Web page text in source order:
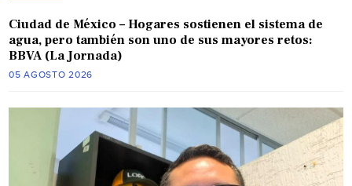
Ciudad de México – Hogares sostienen el sistema de
agua, pero también son uno de sus mayores retos:
BBVA (La Jornada)
05 AGOSTO 2026